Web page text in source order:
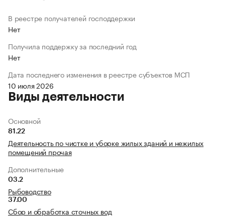
В реестре получателей господдержки
Нет
Получила поддержку за последний год
Нет
Дата последнего изменения в реестре субъектов МСП
10 июля 2026
Виды деятельности
Основной
81.22
Деятельность по чистке и уборке жилых зданий и нежилых
помещений прочая
Дополнительные
03.2
Рыбоводство
37.00
Сбор и обработка сточных вод